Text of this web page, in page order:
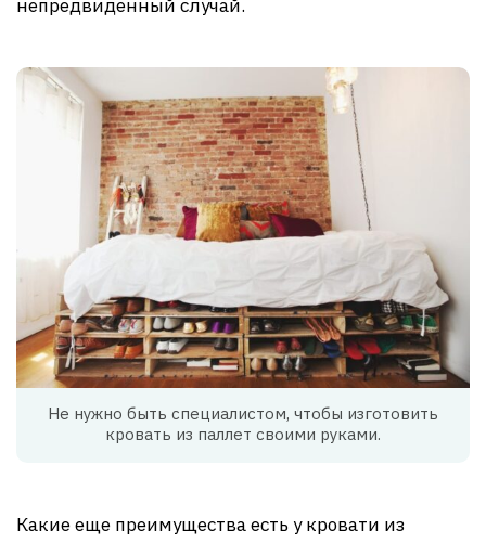
непредвиденный случай.
Не нужно быть специалистом, чтобы изготовить
кровать из паллет своими руками.
Какие еще преимущества есть у кровати из